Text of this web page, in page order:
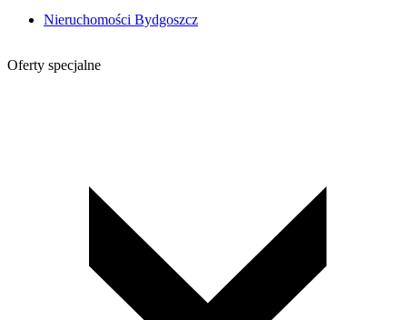
Nieruchomości Bydgoszcz
Oferty specjalne